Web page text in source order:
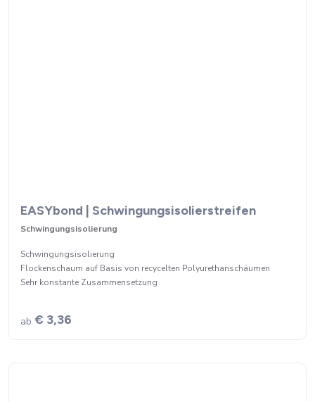
EASYbond | Schwingungsisolierstreifen
Schwingungsisolierung
Schwingungsisolierung
Flockenschaum auf Basis von recycelten Polyurethanschäumen
Sehr konstante Zusammensetzung
ab € 3,36